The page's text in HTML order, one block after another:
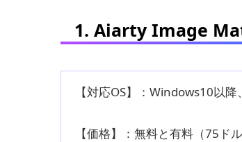
1. Aiarty Image
【対応OS】：Windows10以
【価格】：無料と有料（75ド